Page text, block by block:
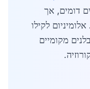
דומים, אך
לקילו
מקומיים